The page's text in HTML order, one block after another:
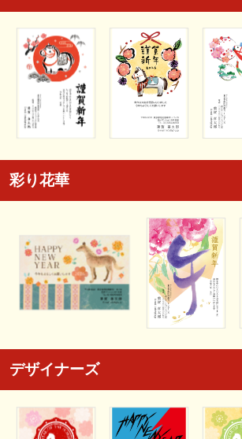
彩り花華
デザイナーズ